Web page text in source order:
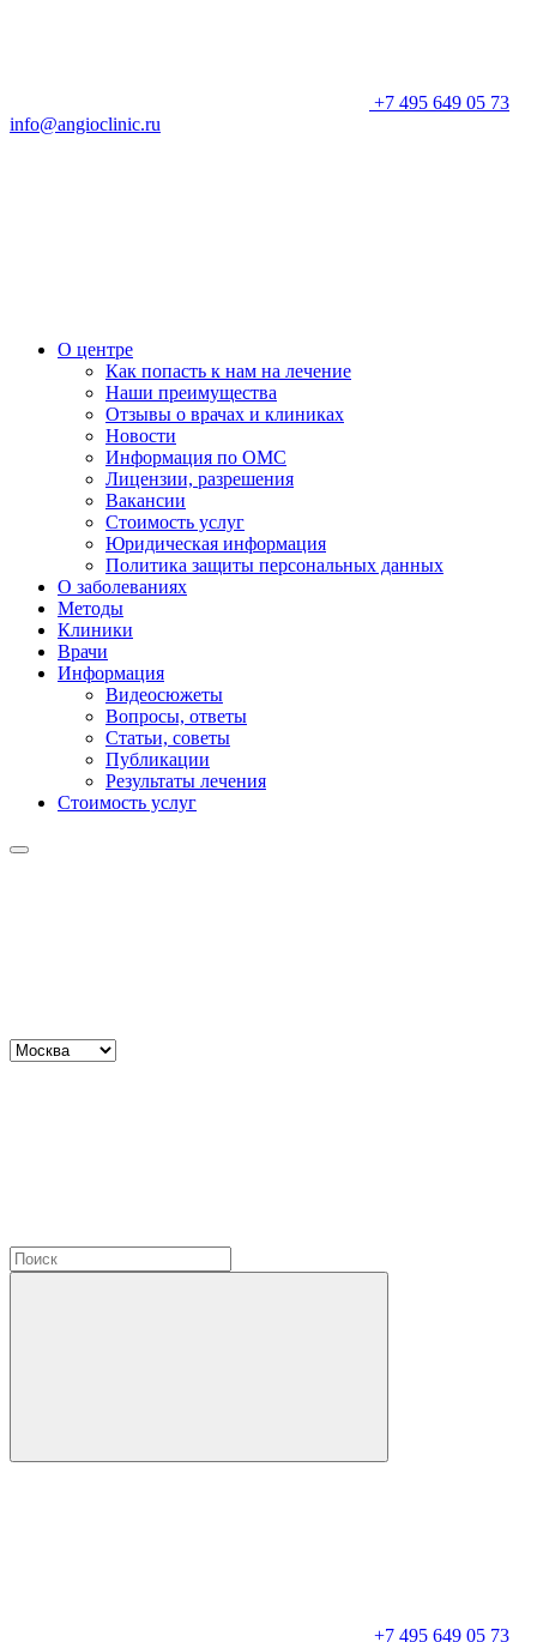
+7 495 649 05 73
info@angioclinic.ru
О центре
Как попасть к нам на лечение
Наши преимущества
Отзывы о врачах и клиниках
Новости
Информация по ОМС
Лицензии, разрешения
Вакансии
Стоимость услуг
Юридическая информация
Политика защиты персональных данных
О заболеваниях
Методы
Клиники
Врачи
Информация
Видеосюжеты
Вопросы, ответы
Статьи, советы
Публикации
Результаты лечения
Стоимость услуг
+7 495 649 05 73